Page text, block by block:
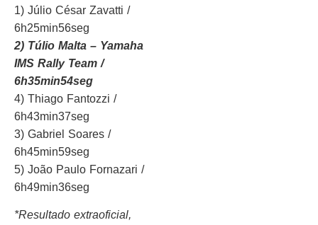
1) Júlio César Zavatti /
6h25min56seg
2) Túlio Malta – Yamaha
IMS Rally Team /
6h35min54seg
4) Thiago Fantozzi /
6h43min37seg
3) Gabriel Soares /
6h45min59seg
5) João Paulo Fornazari /
6h49min36seg
*Resultado extraoficial,